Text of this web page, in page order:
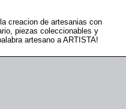
creacion de artesanias con
piezas coleccionables y
artesano a ARTISTA!